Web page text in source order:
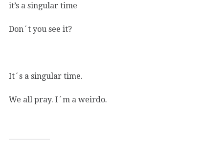
it’s a singular time
Don´t you see it?
It´s a singular time.
We all pray. I´m a weirdo.